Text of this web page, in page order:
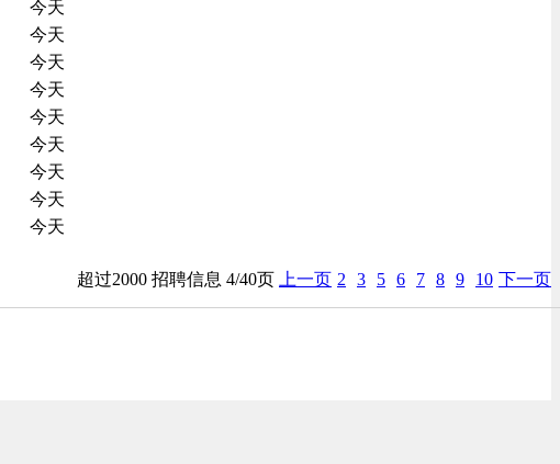
今天
今天
今天
今天
今天
今天
今天
今天
今天
超过2000 招聘信息 4/40页 上一页 2 3 5 6 7 8 9 10 下一页